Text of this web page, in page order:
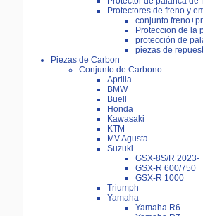
Protectores de freno y
conjunto
Proteccion de la
protección de
piezas de
Piezas de Carbon
Conjunto de Carbono
Aprilia
BMW
Buell
Honda
Kawasaki
KTM
MV Agusta
Suzuki
GSX-8S/R 2023-
GSX-R 600/750
GSX-R 1000
Triumph
Yamaha
Yamaha R6